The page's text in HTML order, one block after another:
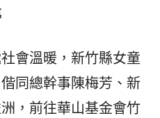
會溫暖，新竹縣女童
同總幹事陳梅芳、新
，前往華山基金會竹